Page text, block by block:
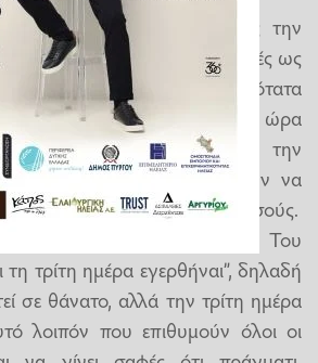
όλοι συμφωνούν ως προς την
δίνουν διαφορετικές εκδοχές ως
Αναστάσεως. Αυτό πιθανότατα
τους ενδιαφέρει ιδιαιτέρως η ώρα
σημασίας την
Κι αυτό γιατί θέλουν να
ακριβώς όπως το είχε πει ο Ιησούς.
δηλώσει στους μαθητές Του
τη τρίτη ημέρα εγερθήναι”, δηλαδή
σε θάνατο, αλλά την τρίτη ημέρα
λοιπόν που επιθυμούν όλοι οι